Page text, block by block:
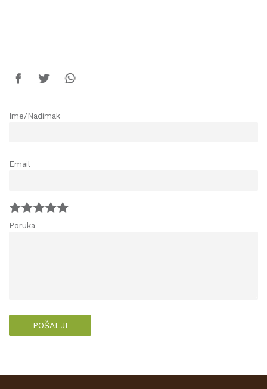
Ime/Nadimak
Email
Poruka
POŠALJI